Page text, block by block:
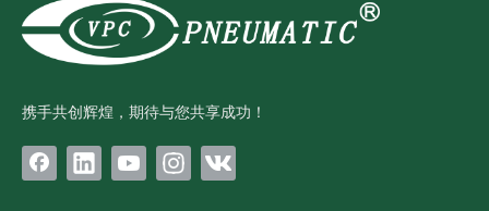
携手共创辉煌，期待与您共享成功！